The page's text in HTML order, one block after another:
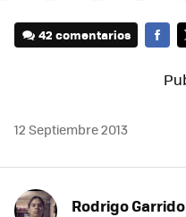
42 comentarios
12 Septiembre 2013
Rodrigo Garrido